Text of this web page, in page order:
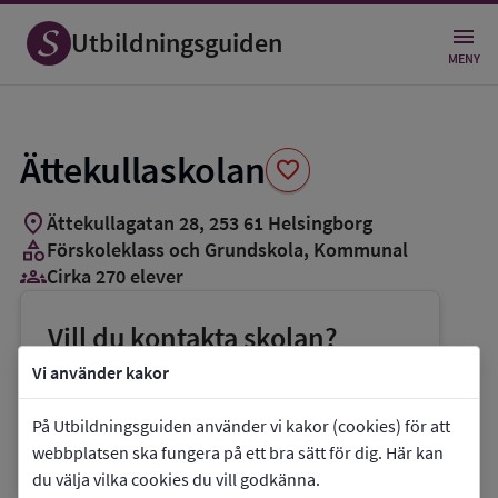
Vi använder kakor
På Utbildningsguiden använder vi kakor (cookies) för att
webbplatsen ska fungera på ett bra sätt för dig. Här kan
du välja vilka cookies du vill godkänna.
Utbildningsguiden MENY
Ättekullaskolan favorite
Spara
som
favorit
location_onÄttekullagatan 28, 253 61 Helsingborg
categoryFörskoleklass och Grundskola, Kommunal
groups_3Cirka 270 elever
Vill du kontakta skolan?
phoneTelefon:042-107064
E-post: jannica.karlsson@helsingborg.se
link Webbplats:Ättekullaskolan